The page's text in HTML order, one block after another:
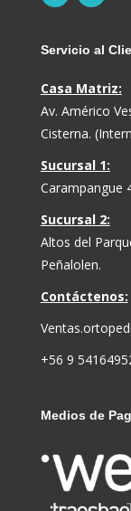
Servicio al
Casa Matriz:
Av. Américo
Cisterna.
Sucursal 1:
Carampangue
Sucursal 2:
Altos del
Peñalolen.
Contáctenos:
+56 9
Medios de